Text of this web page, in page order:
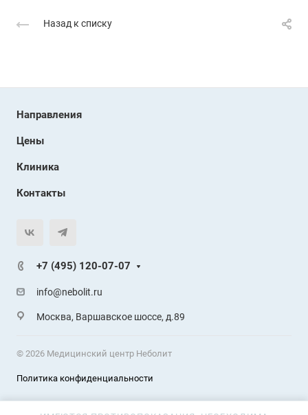
Назад к списку
Направления
Цены
Клиника
Контакты
+7 (495) 120-07-07
info@nebolit.ru
Москва, Варшавское шоссе, д.89
© 2026 Медицинский центр Неболит
Политика конфиденциальности